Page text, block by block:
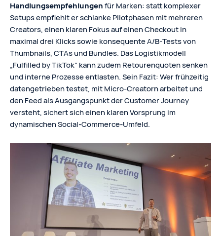
Handlungsempfehlungenfür Marken: statt komplexer
Setups empfiehlt er schlanke Pilotphasen mit mehreren
Creators, einen klaren Fokus auf einen Checkout in
maximal drei Klicks sowie konsequente A/B-Tests von
Thumbnails, CTAs und Bundles. Das Logistikmodell
„Fulfilled by TikTok“ kann zudem Retourenquoten senken
und interne Prozesse entlasten. Sein Fazit: Wer frühzeitig
datengetrieben testet, mit Micro-Creatorn arbeitet und
den Feed als Ausgangspunkt der Customer Journey
versteht, sichert sich einen klaren Vorsprung im
dynamischen Social-Commerce-Umfeld.